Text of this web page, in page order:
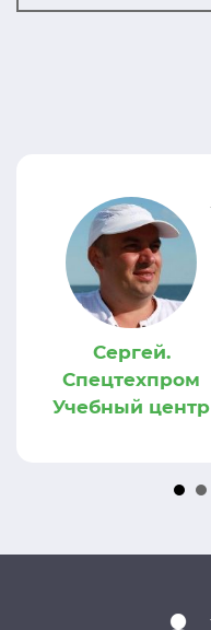
Сергей.
Спецтехпром
Учебный центр